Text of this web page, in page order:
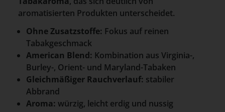
aromatisierten Produkten unterscheidet.
Ohne Zusatzstoffe: Fokus auf reinen
Tabakgeschmack
American Blend: Kombination aus Virginia-,
Burley-, Orient- und Maryland-Tabaken
Gleichmäßiger Rauchverlauf: stabiler
Abbrand
Aroma: würzig, leicht erdig und nussig